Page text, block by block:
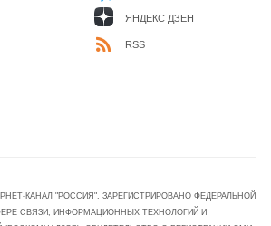
ЯНДЕКС ДЗЕН
RSS
КАНАЛ "РОССИЯ". ЗАРЕГИСТРИРОВАНО ФЕДЕРАЛЬНОЙ
СВЯЗИ, ИНФОРМАЦИОННЫХ ТЕХНОЛОГИЙ И